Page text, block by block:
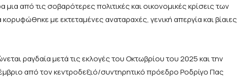
μια από τις σοβαρότερες πολιτικές και οικονομικές κρίσεις των
με εκτεταμένες αναταραχές, γενική απεργία και βίαιες
ραγδαία μετά τις εκλογές του Οκτωβρίου του 2025 και την
από τον κεντροδεξιό/συντηρητικό πρόεδρο Ροδρίγο Πας